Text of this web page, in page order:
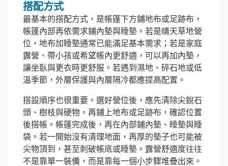
搭配方式
最基本的搭配方式，是帳篷下方鋪地布或足跡布，
帳篷內部再依需求鋪內墊與睡墊。若是晴天草地營
位，地布加睡墊通常已能滿足基本需求；若是家庭
露營、帶小孩或希望帳內更舒適，可以再加內墊，
讓坐臥與更衣時更舒服。若遇到濕地、碎石地或低
溫季節，外層保護與內層隔冷都應提高配置。
搭設順序也很重要。選好營位後，應先清除尖銳石
頭、樹枝與硬物，再鋪上地布或足跡布，確認位置
後搭帳。帳篷完成後，再在內部鋪內墊、睡墊與睡
袋。若一開始沒有清理地面，再厚的墊子也可能被
尖物頂到，甚至刺破帳底或睡墊。露營舒適度往往
不是靠單一裝備，而是靠每一個小步驟堆疊出來。